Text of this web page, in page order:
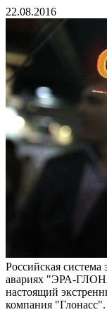
22.08.2016
Российская
авариях "ЭРА-
настоящий
компания "Глонасс".